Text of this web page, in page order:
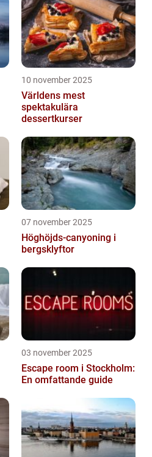
10 november 2025
Världens mest
spektakulära
dessertkurser
07 november 2025
Höghöjds-canyoning i
bergsklyftor
03 november 2025
Escape room i Stockholm:
En omfattande guide